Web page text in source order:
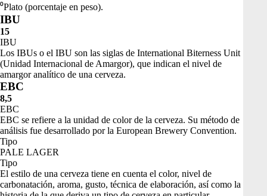
⁰Plato (porcentaje en peso).
IBU
15
IBU
Los IBUs o el IBU son las siglas de International Biterness Unit
(Unidad Internacional de Amargor), que indican el nivel de
amargor analítico de una cerveza.
EBC
8,5
EBC
EBC se refiere a la unidad de color de la cerveza. Su método de
análisis fue desarrollado por la European Brewery Convention.
Tipo
PALE LAGER
Tipo
El estilo de una cerveza tiene en cuenta el color, nivel de
carbonatación, aroma, gusto, técnica de elaboración, así como la